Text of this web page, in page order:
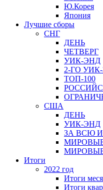
Ю.Корея
Япония
Лучшие сборы
СНГ
ДЕНЬ
ЧЕТВЕРГ
УИК-ЭНД
2-ГО
ТОП-100
США
ДЕНЬ
УИК-ЭНД
ЗА ВСЮ
Итоги
2022 год
Итоги
Итоги